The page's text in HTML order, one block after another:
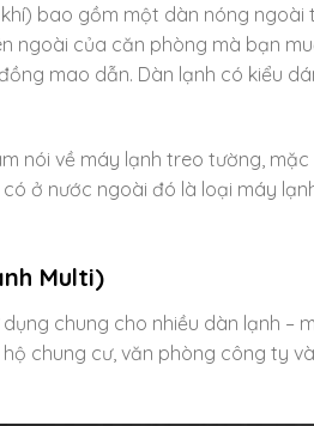
bao gồm một dàn nóng
của căn phòng mà bạn
mao dẫn. Dàn lạnh có kiểu
nói về máy lạnh treo tường,
ở nước ngoài đó là loại máy
Multi)
chung cho nhiều dàn lạnh –
chung cư, văn phòng công ty